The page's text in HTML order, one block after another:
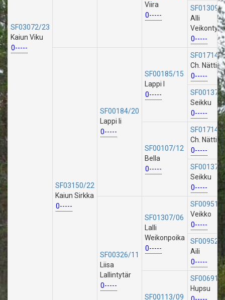
SF03072/23
Kaiun Viku
0-----
Viira
0-----
SF01309/
Alli
0-----
SF03150/22
Kaiun Sirkka
0-----
SF00184/20
Lappi Ii
0-----
SF00185/15
Lappi I
0-----
SF01714/
Ch. Nätti
0-----
SF00137/
Seikku
0-----
SF00107/12
Bella
0-----
SF01714/
Ch. Nätti
0-----
SF00137/
Seikku
0-----
SF00326/11
Liisa
Lallintytär
0-----
SF01307/06
Lalli
Weikonpoika
0-----
SF00951/
Veikko
0-----
SF00952/
Aili
0-----
SF00113/09
SF00691/
Hupsu